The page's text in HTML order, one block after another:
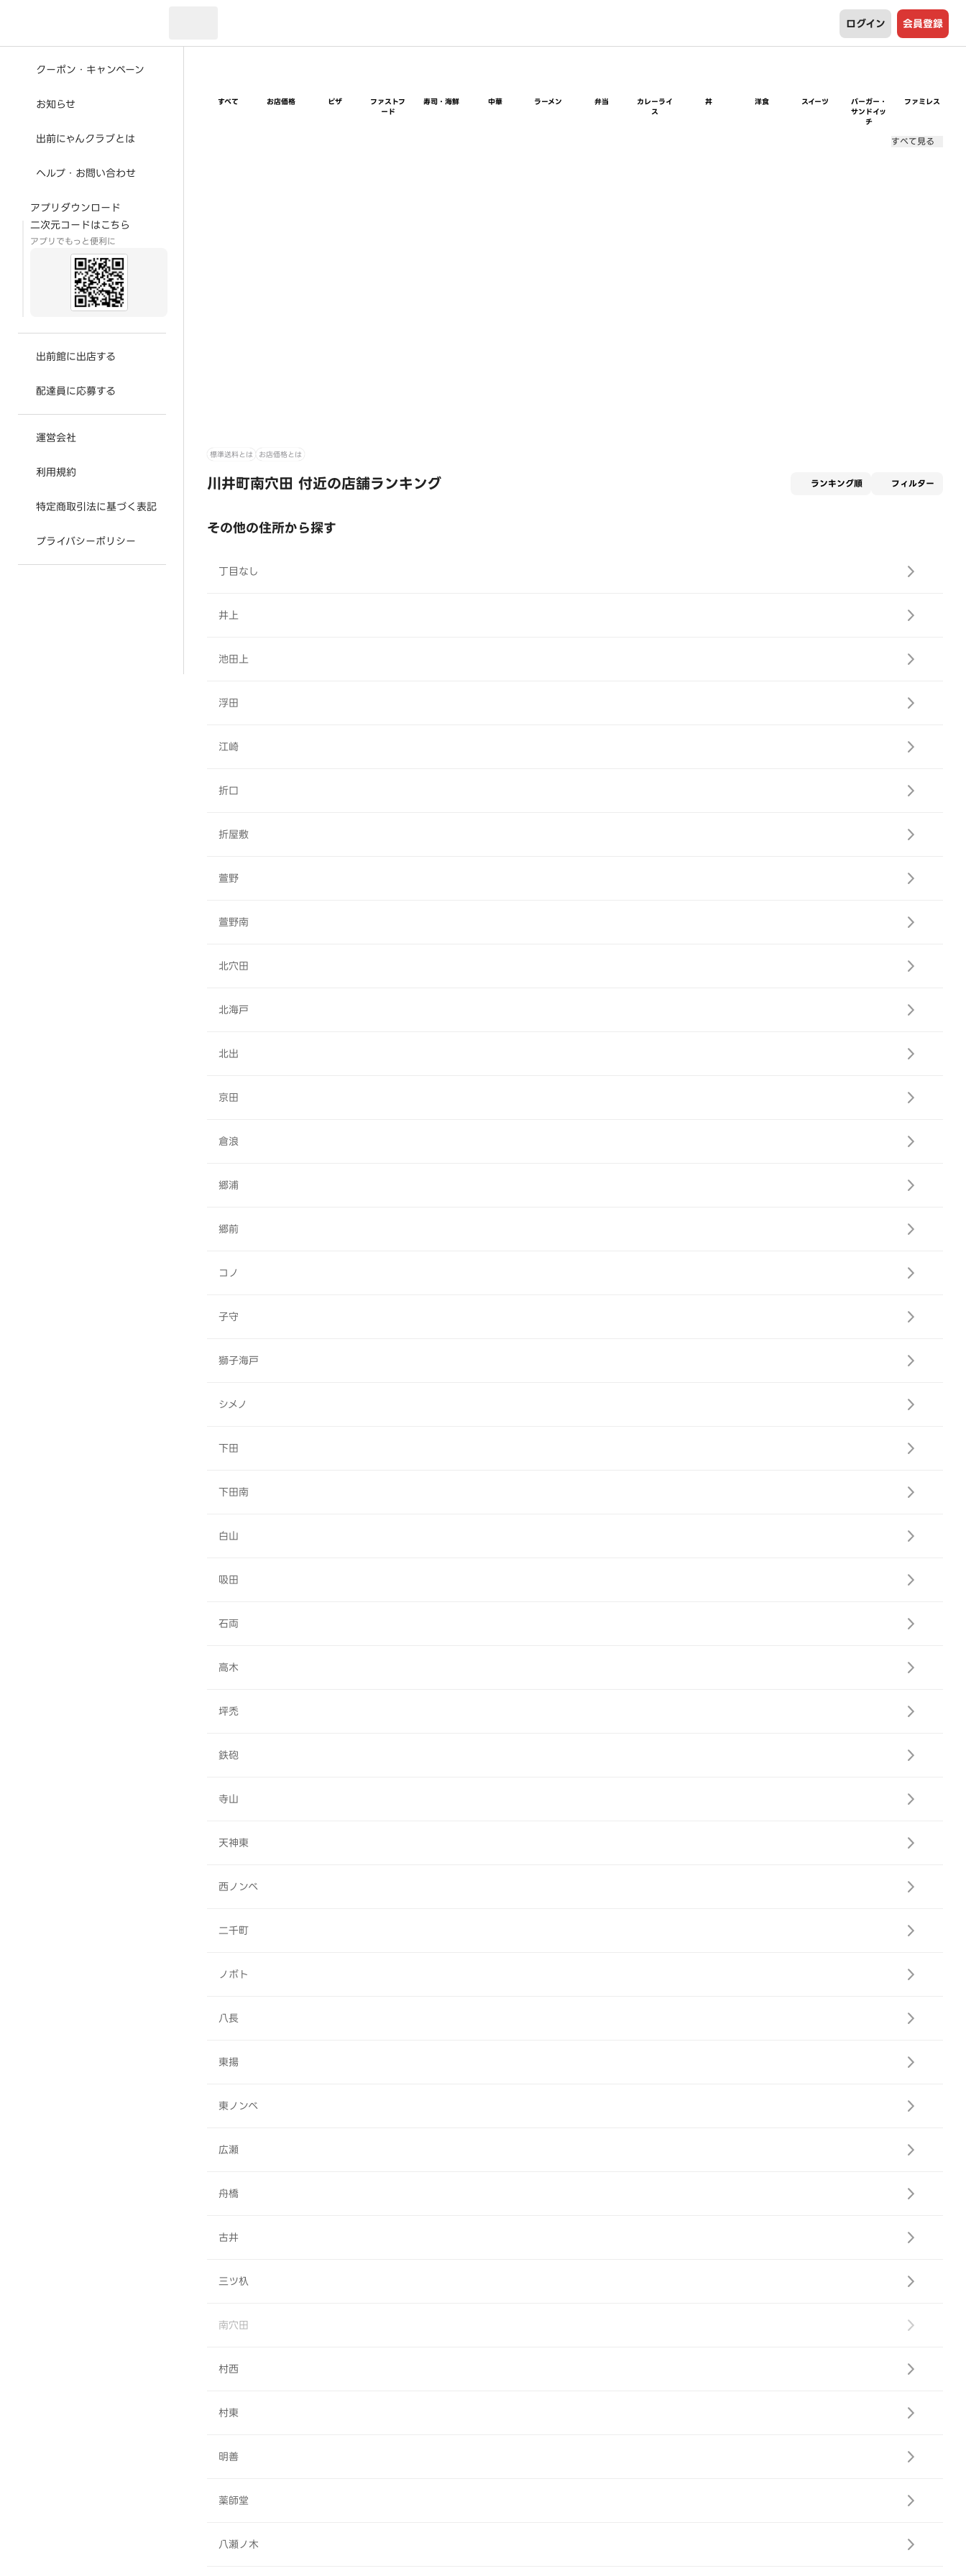
ログイン 会員登録
クーポン・キャンペーン
お知らせ
出前にゃんクラブとは
ヘルプ・お問い合わせ
アプリダウンロード
二次元コードはこちら
アプリでもっと便利に
出前館に出店する
配達員に応募する
運営会社
利用規約
特定商取引法に基づく表記
プライバシーポリシー
すべて お店価格 ピザ
ファストフ
ード
寿司・海鮮 中華 ラーメン 弁当
カレーライ
ス
丼 洋食 スイーツ
バーガー・
サンドイッ
チ
ファミレス
すべて見る
標準送料とは お店価格とは
川井町南穴田 付近の店舗ランキング ランキング順 フィルター
その他の住所から探す
丁目なし
井上
池田上
浮田
江崎
折口
折屋敷
萱野
萱野南
北穴田
北海戸
北出
京田
倉浪
郷浦
郷前
コノ
子守
獅子海戸
シメノ
下田
下田南
白山
吸田
石両
高木
坪禿
鉄砲
寺山
天神東
西ノンベ
二千町
ノボト
八長
東揚
東ノンベ
広瀬
舟橋
古井
三ツ杁
南穴田
村西
村東
明善
薬師堂
八瀬ノ木